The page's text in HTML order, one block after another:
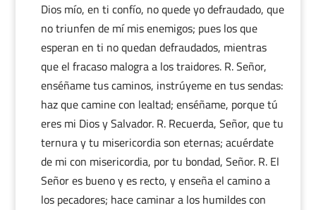
Dios mío, en ti confío, no quede yo defraudado, que
no triunfen de mí mis enemigos; pues los que
esperan en ti no quedan defraudados, mientras
que el fracaso malogra a los traidores. R. Señor,
enséñame tus caminos, instrúyeme en tus sendas:
haz que camine con lealtad; enséñame, porque tú
eres mi Dios y Salvador. R. Recuerda, Señor, que tu
ternura y tu misericordia son eternas; acuérdate
de mi con misericordia, por tu bondad, Señor. R. El
Señor es bueno y es recto, y enseña el camino a
los pecadores; hace caminar a los humildes con